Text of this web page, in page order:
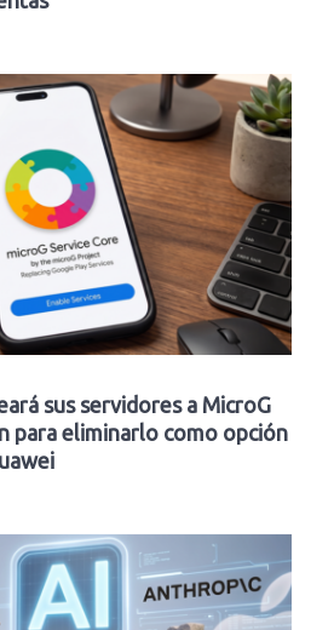
sus servidores a MicroG
para eliminarlo como opción